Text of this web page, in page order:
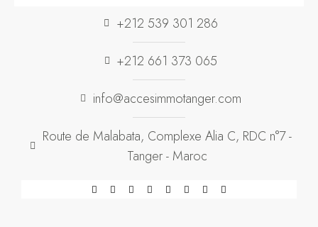
+212 539 301 286
+212 661 373 065
info@accesimmotanger.com
Route de Malabata, Complexe Alia C, RDC n°7 -
Tanger - Maroc